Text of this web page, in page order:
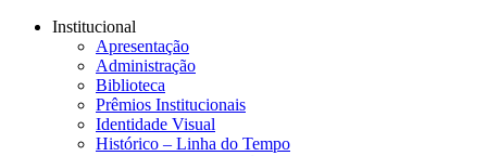
Conteúdo principal
Institucional
Apresentação
Administração
Biblioteca
Prêmios Institucionais
Identidade Visual
Histórico – Linha do Tempo